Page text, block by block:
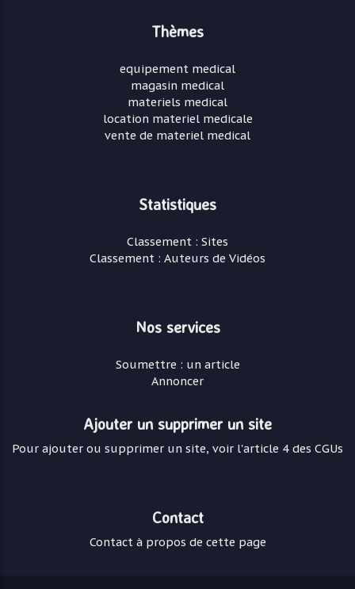
Thèmes
equipement medical
magasin medical
materiels medical
location materiel medicale
vente de materiel medical
Statistiques
Classement : Sites
Classement : Auteurs de Vidéos
Nos services
Soumettre : un article
Annoncer
Ajouter un supprimer un site
Pour ajouter ou supprimer un site, voir l'article 4 des CGUs
Contact
Contact à propos de cette page